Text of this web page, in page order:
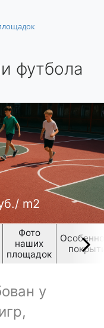
футбола
m2
Фото
наших
площадок
у